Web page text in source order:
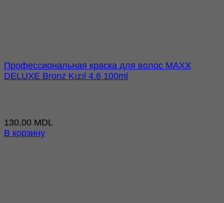
Профессиональная краска для волос MAXX
DELUXE Bronz Kızıl 4.6 100ml
130,00 MDL
В корзину